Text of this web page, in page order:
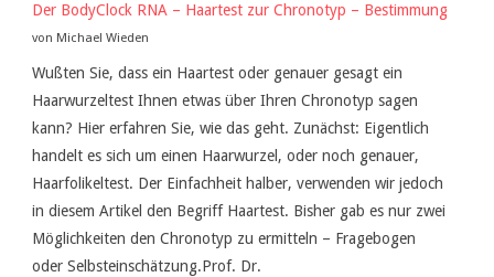
Der BodyClock RNA – Haartest zur Chronotyp – Bestimmung
von Michael Wieden
Wußten Sie, dass ein Haartest oder genauer gesagt ein
Haarwurzeltest Ihnen etwas über Ihren Chronotyp sagen
kann? Hier erfahren Sie, wie das geht. Zunächst: Eigentlich
handelt es sich um einen Haarwurzel, oder noch genauer,
Haarfolikeltest. Der Einfachheit halber, verwenden wir jedoch
in diesem Artikel den Begriff Haartest. Bisher gab es nur zwei
Möglichkeiten den Chronotyp zu ermitteln – Fragebogen
oder Selbsteinschätzung.Prof. Dr.